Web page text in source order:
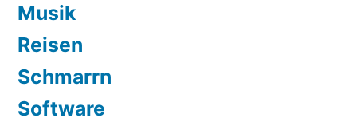
Musik
Reisen
Schmarrn
Software